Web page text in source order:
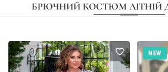
БРЮЧНИЙ КОСТЮМ ЛІТНІЙ
NEW